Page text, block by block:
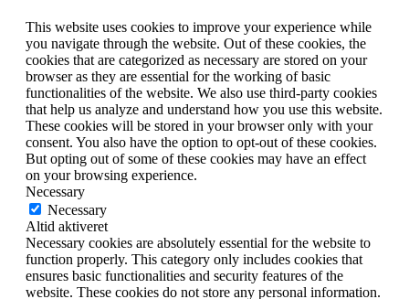
This website uses cookies to improve your experience while
you navigate through the website. Out of these cookies, the
cookies that are categorized as necessary are stored on your
browser as they are essential for the working of basic
functionalities of the website. We also use third-party cookies
that help us analyze and understand how you use this website.
These cookies will be stored in your browser only with your
consent. You also have the option to opt-out of these cookies.
But opting out of some of these cookies may have an effect
on your browsing experience.
Necessary
Necessary
Altid aktiveret
Necessary cookies are absolutely essential for the website to
function properly. This category only includes cookies that
ensures basic functionalities and security features of the
website. These cookies do not store any personal information.